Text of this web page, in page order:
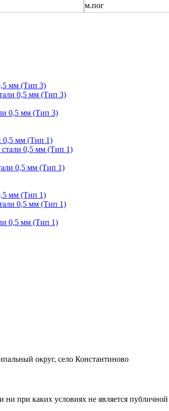
м.пог
0,5 мм (Тип 3)
0,5 мм (Тип 1)
0,5 мм (Тип 1)
округ, село Константиново
при каких условиях не является